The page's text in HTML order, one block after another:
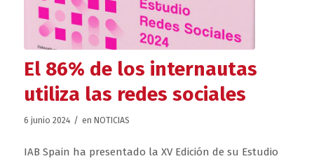
El 86% de los internautas
utiliza las redes sociales
6 junio 2024 / en NOTICIAS
IAB Spain ha presentado la XV Edición de su Estudio